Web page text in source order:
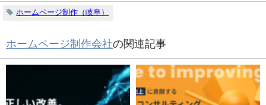
ホームページ制作（岐阜）
ホームページ制作会社の関連記事